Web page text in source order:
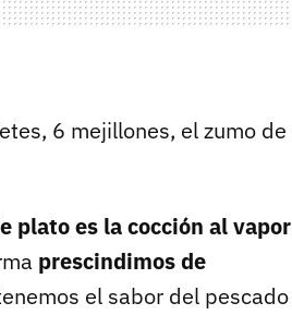
6 mejillones, el zumo de
plato es la cocción al vapor
prescindimos de
el sabor del pescado